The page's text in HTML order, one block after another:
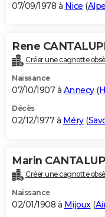
07/09/1978 à Nice (
Rene
Créer une cagnotte
Naissance
07/10/1907 à Annecy(
Décès
02/12/1977 à Méry(
Marin
Créer une cagnotte
Naissance
02/01/1908 à Mijoux(